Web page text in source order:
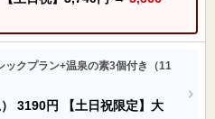
ックプラン+温泉の素3個付き（11
3190円
【土日祝限定】大